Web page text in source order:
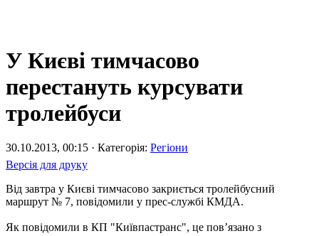
У Києві тимчасово
перестануть курсувати
тролейбуси
30.10.2013, 00:15 · Категорія: Регіони
Версія для друку
Від завтра у Києві тимчасово закриється тролейбусний
маршрут № 7, повідомили у прес-службі КМДА.
Як повідомили в КП "Київпастранс", це пов’язано з